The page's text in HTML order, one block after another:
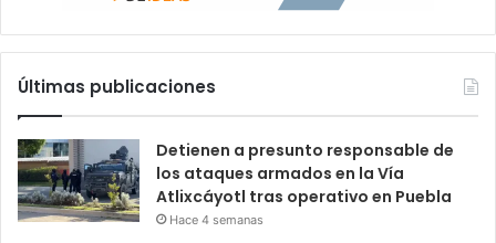
Últimas publicaciones
Detienen a presunto responsable de
los ataques armados en la Vía
Atlixcáyotl tras operativo en Puebla
Hace 4 semanas